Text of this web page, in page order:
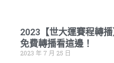
2023【世大運賽程轉
免費轉播看這邊！
2023 年 7 月 25 日